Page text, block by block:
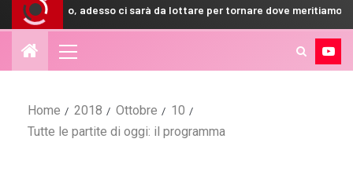
ci sarà da lottare per tornare dove meritiamo”
Home 2018 Ottobre
10
Tutte le partite di oggi: il programma